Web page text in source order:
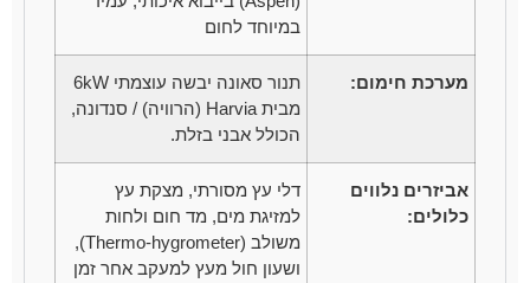
במיוחד לחום
מערכת חימום:
תנור סאונה יבשה עוצמתי 6kW
מבית Harvia (הרוויה) / סנדונה,
הכולל אבני בזלת.
אביזרים נלווים
כלולים:
דלי עץ מסורתי, מצקת עץ
למזיגת מים, מד חום ולחות
משולב (Thermo-hygrometer),
ושעון חול מעץ למעקב אחר זמן